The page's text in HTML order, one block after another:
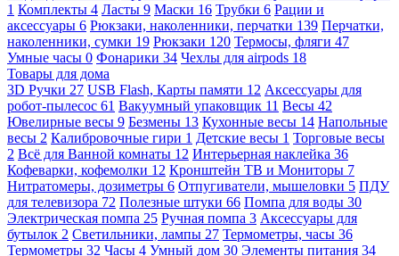
1 Комплекты 4 Ласты 9 Маски 16 Трубки 6 Рации и
аксессуары 6 Рюкзаки, наколенники, перчатки 139 Перчатки,
наколенники, сумки 19 Рюкзаки 120 Термосы, фляги 47
Умные часы 0 Фонарики 34 Чехлы для airpods 18
Товары для дома
3D Ручки 27 USB Flash, Карты памяти 12 Аксессуары для
робот-пылесос 61 Вакуумный упаковщик 11 Весы 42
Ювелирные весы 9 Безмены 13 Кухонные весы 14 Напольные
весы 2 Калибровочные гири 1 Детские весы 1 Торговые весы
2 Всё для Ванной комнаты 12 Интерьерная наклейка 36
Кофеварки, кофемолки 12 Кронштейн ТВ и Мониторы 7
Нитратомеры, дозиметры 6 Отпугиватели, мышеловки 5 ПДУ
для телевизора 72 Полезные штуки 66 Помпа для воды 30
Электрическая помпа 25 Ручная помпа 3 Аксессуары для
бутылок 2 Светильники, лампы 27 Термометры, часы 36
Термометры 32 Часы 4 Умный дом 30 Элементы питания 34